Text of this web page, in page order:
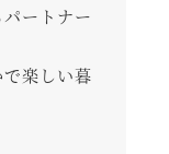
ートナー
楽しい暮